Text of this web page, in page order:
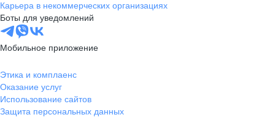
Карьера в некоммерческих организациях
Боты для уведомлений
Мобильное приложение
Этика и комплаенс
Оказание услуг
Использование сайтов
Защита персональных данных